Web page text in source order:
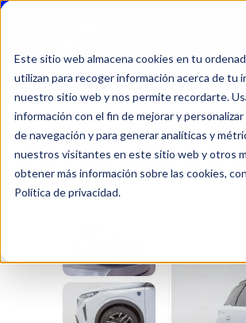
Este sitio web almacena cookies en tu
utilizan para recoger información acerca de tu
nuestro sitio web y nos permite recordarte.
información con el fin de mejorar y
de navegación y para generar analíticas y
nuestros visitantes en este sitio web y otros
obtener más información sobre las cookies,
Política de privacidad.
Inicio Autos Usados